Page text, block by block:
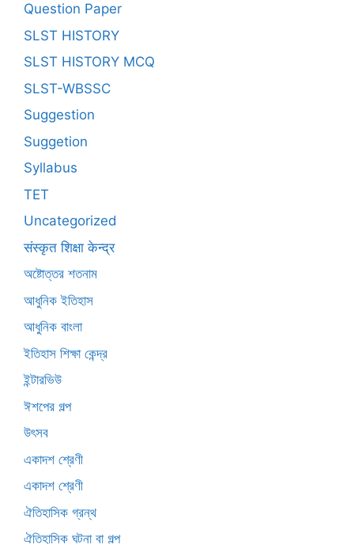
Question Paper
SLST HISTORY
SLST HISTORY MCQ
SLST-WBSSC
Suggestion
Suggetion
Syllabus
TET
Uncategorized
संस्कृत शिक्षा केन्द्र
অষ্টোত্তর শতনাম
আধুনিক ইতিহাস
আধুনিক বাংলা
ইতিহাস শিক্ষা কেন্দ্র
ইন্টারভিউ
ঈশপের গল্প
উৎসব
একাদশ শ্রেণী
একাদশ শ্রেণী
ঐতিহাসিক গ্রন্থ
ঐতিহাসিক ঘটনা বা গল্প